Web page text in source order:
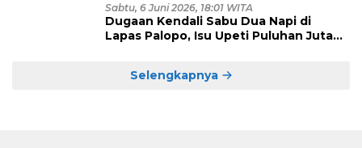
Sabtu, 6 Juni 2026, 18:01 WITA
Dugaan Kendali Sabu Dua Napi di
Lapas Palopo, Isu Upeti Puluhan Juta
Selengkapnya